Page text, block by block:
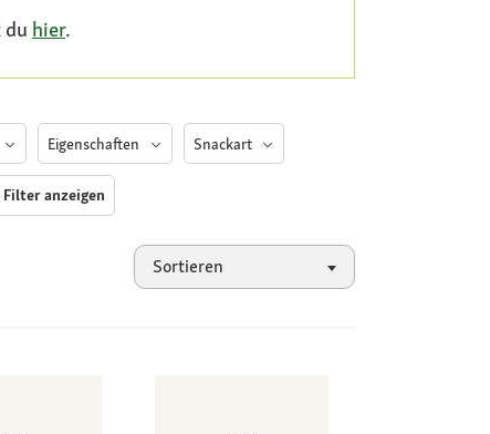
hier.
Eigenschaften Snackart
anzeigen
Sortieren